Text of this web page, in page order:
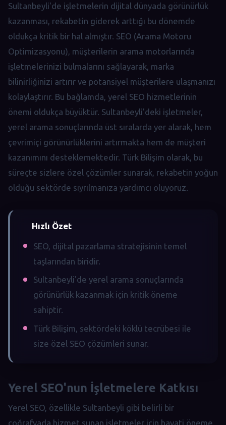
Sultanbeyli'de işletmelerin dijital dünyada görünürlük
kazanması, rekabetin giderek arttığı bu dönemde
oldukça kritik bir hal almıştır. SEO (Arama Motoru
Optimizasyonu), müşterilerin arama motorlarında
işletmelerinizi bulmalarını sağlayarak, marka
bilinirliğinizi artırır ve potansiyel müşterilere ulaşmanızı
kolaylaştırır. Bu bağlamda, yerel SEO hizmetlerinin
önemi oldukça büyüktür. Sultanbeyli'deki işletmeler,
yerel arama sonuçlarında üst sıralarda yer alarak, hem
çevrimiçi görünürlüklerini artırmakta hem de müşteri
kazanımını desteklemektedir. Türk Bilişim olarak, bu
süreçte sizlere özel çözümler sunarak, rekabetin yoğun
olduğu sektörde sıyrılmanıza yardımcı oluyoruz.
Hızlı Özet
SEO, dijital pazarlama stratejisinin temel
taşlarından biridir.
Sultanbeyli'de yerel arama sonuçlarında
görünürlük kazanmak için kritik öneme
sahiptir.
Türk Bilişim, sektördeki köklü tecrübesi ile
size özel SEO çözümleri sunar.
Yerel SEO'nun İşletmelere Katkısı
Yerel SEO, özellikle Sultanbeyli gibi belirli bir
coğrafyada hizmet sunan işletmeler için hayati öneme